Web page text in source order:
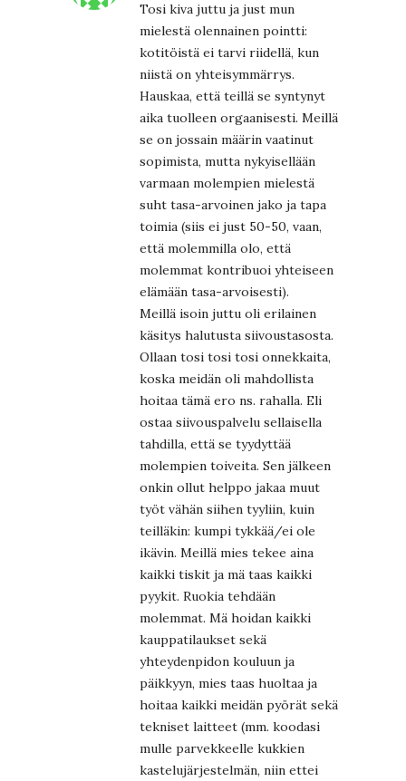
Tosi kiva juttu ja just mun
mielestä olennainen pointti:
kotitöistä ei tarvi riidellä, kun
niistä on yhteisymmärrys.
Hauskaa, että teillä se syntynyt
aika tuolleen orgaanisesti. Meillä
se on jossain määrin vaatinut
sopimista, mutta nykyisellään
varmaan molempien mielestä
suht tasa-arvoinen jako ja tapa
toimia (siis ei just 50-50, vaan,
että molemmilla olo, että
molemmat kontribuoi yhteiseen
elämään tasa-arvoisesti).
Meillä isoin juttu oli erilainen
käsitys halutusta siivoustasosta.
Ollaan tosi tosi tosi onnekkaita,
koska meidän oli mahdollista
hoitaa tämä ero ns. rahalla. Eli
ostaa siivouspalvelu sellaisella
tahdilla, että se tyydyttää
molempien toiveita. Sen jälkeen
onkin ollut helppo jakaa muut
työt vähän siihen tyyliin, kuin
teilläkin: kumpi tykkää/ei ole
ikävin. Meillä mies tekee aina
kaikki tiskit ja mä taas kaikki
pyykit. Ruokia tehdään
molemmat. Mä hoidan kaikki
kauppatilaukset sekä
yhteydenpidon kouluun ja
päikkyyn, mies taas huoltaa ja
hoitaa kaikki meidän pyörät sekä
tekniset laitteet (mm. koodasi
mulle parvekkeelle kukkien
kastelujärjestelmän, niin ettei